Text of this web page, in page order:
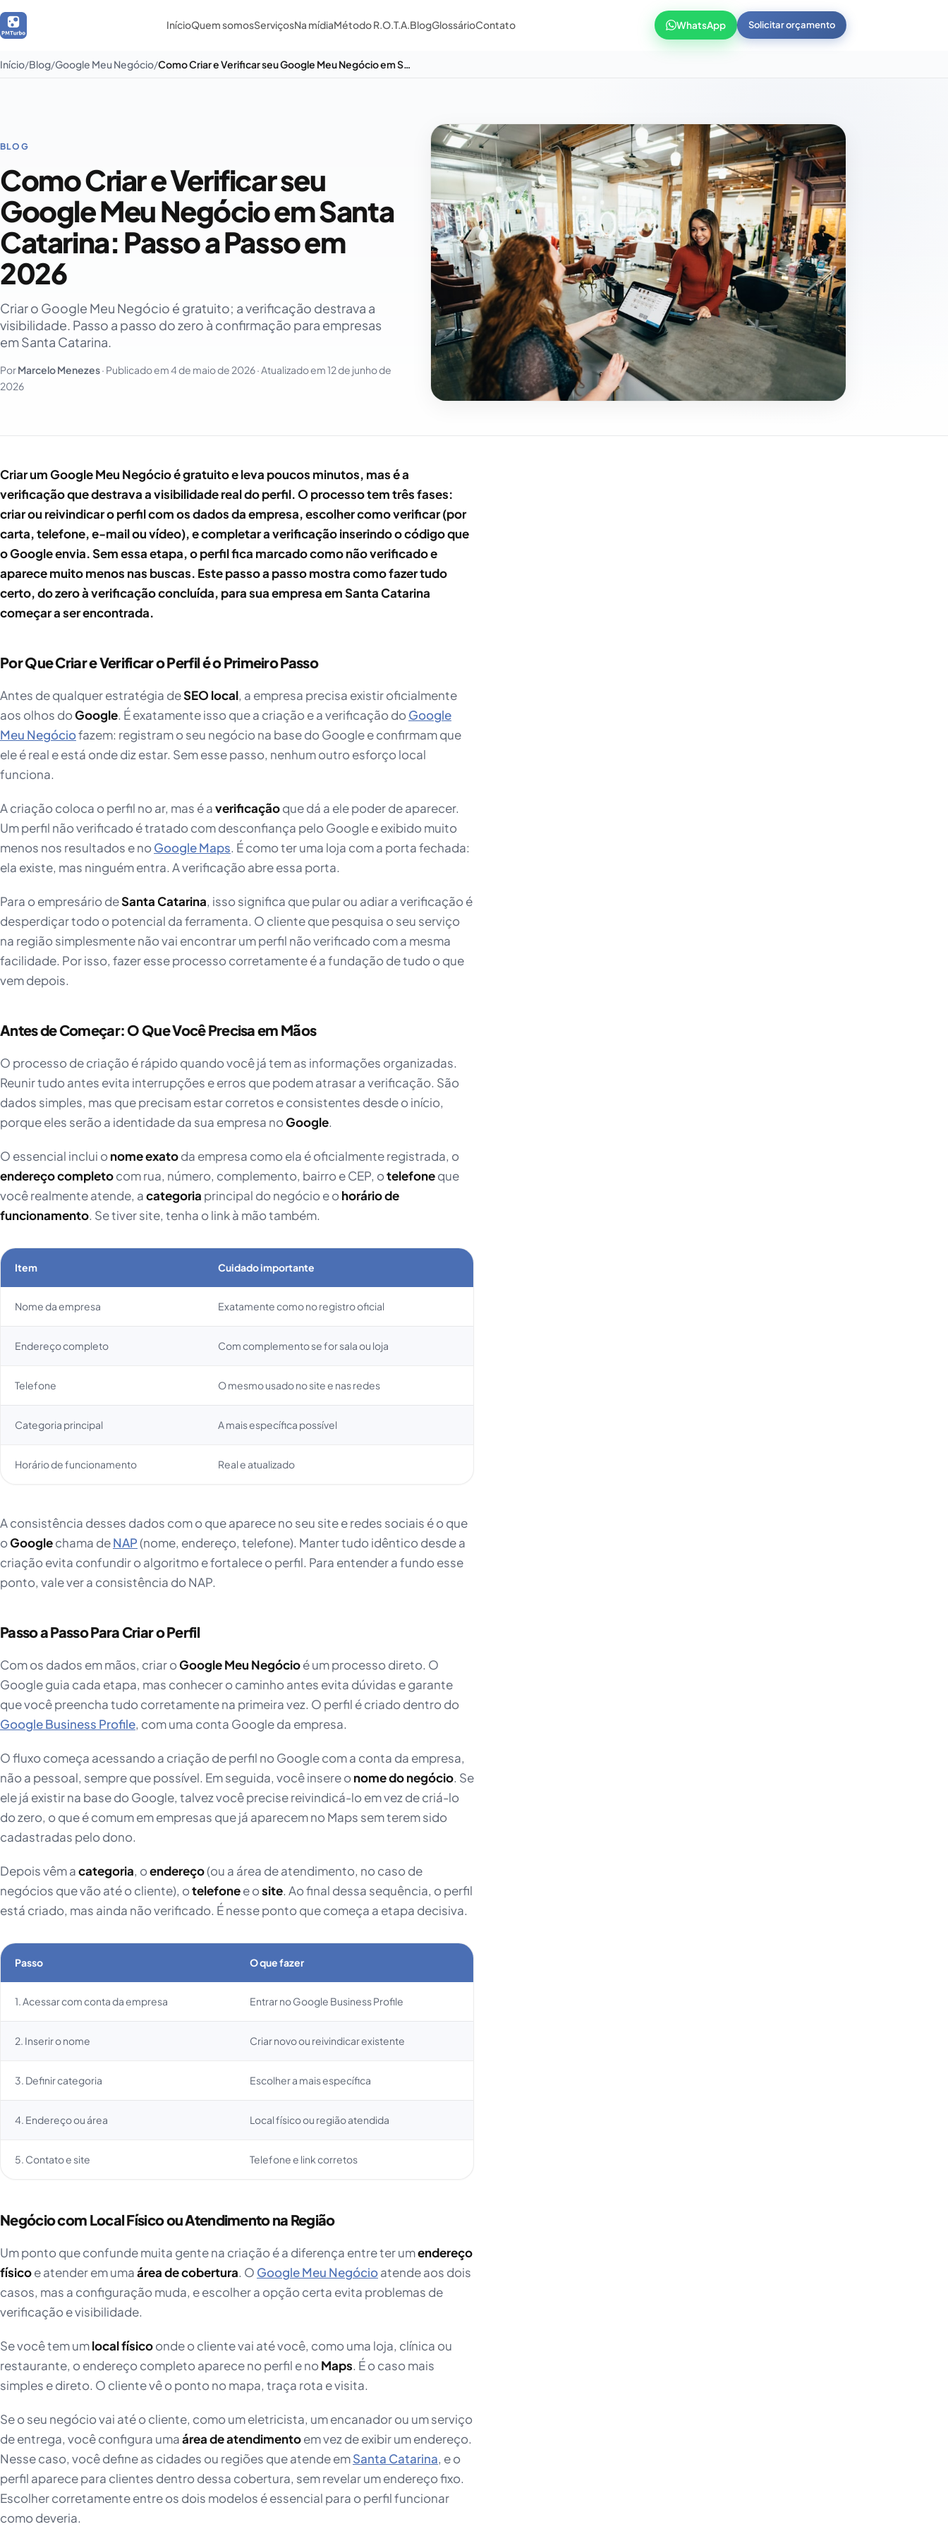
InícioQuem somosServiçosNa mídiaMétodo R.O.T.A.BlogGlossárioContato WhatsApp Solicitar orçamento
Início Blog Google Meu Negócio
BLOG
Como Criar e Verificar seu
Google Meu Negócio em Santa
Catarina: Passo a Passo em
2026
Criar o Google Meu Negócio é gratuito; a verificação destrava a
visibilidade. Passo a passo do zero à confirmação para empresas
em Santa Catarina.
PorMarcelo Menezes· Publicado em4 de maio de 2026· Atualizado em12 de junho de
2026
Criar um Google Meu Negócio é gratuito e leva poucos minutos, mas é a
verificação que destrava a visibilidade real do perfil. O processo tem três fases:
criar ou reivindicar o perfil com os dados da empresa, escolher como verificar (por
carta, telefone, e-mail ou vídeo), e completar a verificação inserindo o código que
o Google envia. Sem essa etapa, o perfil fica marcado como não verificado e
aparece muito menos nas buscas. Este passo a passo mostra como fazer tudo
certo, do zero à verificação concluída, para sua empresa em Santa Catarina
começar a ser encontrada.
Por Que Criar e Verificar o Perfil é o Primeiro Passo
Antes de qualquer estratégia deSEO local, a empresa precisa existir oficialmente
aos olhos doGoogle. É exatamente isso que a criação e a verificação doGoogle
Meu Negóciofazem: registram o seu negócio na base do Google e confirmam que
ele é real e está onde diz estar. Sem esse passo, nenhum outro esforço local
funciona.
A criação coloca o perfil no ar, mas é averificaçãoque dá a ele poder de aparecer.
Um perfil não verificado é tratado com desconfiança pelo Google e exibido muito
menos nos resultados e noGoogle Maps. É como ter uma loja com a porta fechada:
ela existe, mas ninguém entra. A verificação abre essa porta.
Para o empresário deSanta Catarina, isso significa que pular ou adiar a verificação é
desperdiçar todo o potencial da ferramenta. O cliente que pesquisa o seu serviço
na região simplesmente não vai encontrar um perfil não verificado com a mesma
facilidade. Por isso, fazer esse processo corretamente é a fundação de tudo o que
vem depois.
Antes de Começar: O Que Você Precisa em Mãos
O processo de criação é rápido quando você já tem as informações organizadas.
Reunir tudo antes evita interrupções e erros que podem atrasar a verificação. São
dados simples, mas que precisam estar corretos e consistentes desde o início,
porque eles serão a identidade da sua empresa noGoogle.
O essencial inclui onome exatoda empresa como ela é oficialmente registrada, o
endereço completocom rua, número, complemento, bairro e CEP, otelefoneque
você realmente atende, acategoria principal do negócio e ohorário de
funcionamento. Se tiver site, tenha o link à mão também.
Item Cuidado importante
Nome da empresa Exatamente como no registro oficial
Endereço completo Com complemento se for sala ou loja
Telefone O mesmo usado no site e nas redes
Categoria principal A mais específica possível
Horário de funcionamento Real e atualizado
A consistência desses dados com o que aparece no seu site e redes sociais é o que
oGooglechama deNAP(nome, endereço, telefone). Manter tudo idêntico desde a
criação evita confundir o algoritmo e fortalece o perfil. Para entender a fundo esse
ponto, vale ver a consistência do NAP.
Passo a Passo Para Criar o Perfil
Com os dados em mãos, criar oGoogle Meu Negócioé um processo direto. O
Google guia cada etapa, mas conhecer o caminho antes evita dúvidas e garante
que você preencha tudo corretamente na primeira vez. O perfil é criado dentro do
Google Business Profile, com uma conta Google da empresa.
O fluxo começa acessando a criação de perfil no Google com a conta da empresa,
não a pessoal, sempre que possível. Em seguida, você insere onome do negócio. Se
ele já existir na base do Google, talvez você precise reivindicá-lo em vez de criá-lo
do zero, o que é comum em empresas que já aparecem no Maps sem terem sido
cadastradas pelo dono.
Depois vêm acategoria, oendereço(ou a área de atendimento, no caso de
negócios que vão até o cliente), otelefonee osite. Ao final dessa sequência, o perfil
está criado, mas ainda não verificado. É nesse ponto que começa a etapa decisiva.
Passo O que fazer
1. Acessar com conta da empresa Entrar no Google Business Profile
2. Inserir o nome Criar novo ou reivindicar existente
3. Definir categoria Escolher a mais específica
4. Endereço ou área Local físico ou região atendida
5. Contato e site Telefone e link corretos
Negócio com Local Físico ou Atendimento na Região
Um ponto que confunde muita gente na criação é a diferença entre ter umendereço
físicoe atender em umaárea de cobertura. O Google Meu Negócioatende aos dois
casos, mas a configuração muda, e escolher a opção certa evita problemas de
verificação e visibilidade.
Se você tem umlocal físicoonde o cliente vai até você, como uma loja, clínica ou
restaurante, o endereço completo aparece no perfil e noMaps. É o caso mais
simples e direto. O cliente vê o ponto no mapa, traça rota e visita.
Se o seu negócio vai até o cliente, como um eletricista, um encanador ou um serviço
de entrega, você configura umaárea de atendimentoem vez de exibir um endereço.
Nesse caso, você define as cidades ou regiões que atende emSanta Catarina, e o
perfil aparece para clientes dentro dessa cobertura, sem revelar um endereço fixo.
Escolher corretamente entre os dois modelos é essencial para o perfil funcionar
como deveria.